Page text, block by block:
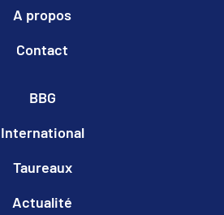
A propos
Contact
BBG
International
Taureaux
Actualité